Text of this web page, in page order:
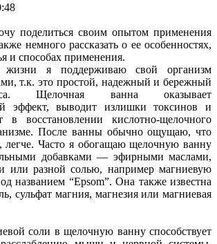
поделиться своим опытом применения
немного рассказать о ее особенностях,
и способах применения.
жизни я поддерживаю свой организм
т.к. это простой, надежный и бережный
Щелочная ванна оказывает
эффект, выводит излишки токсинов и
в восстановлении кислотно-щелочного
После ванны обычно ощущаю, что
легче. Часто я обогащаю щелочную ванну
добавками — эфирными маслами,
или разной солью, например магниевую
названием “Epsom”. Она также известна
сульфат магния, магнезия или магниевая
соли в щелочную ванну способствует